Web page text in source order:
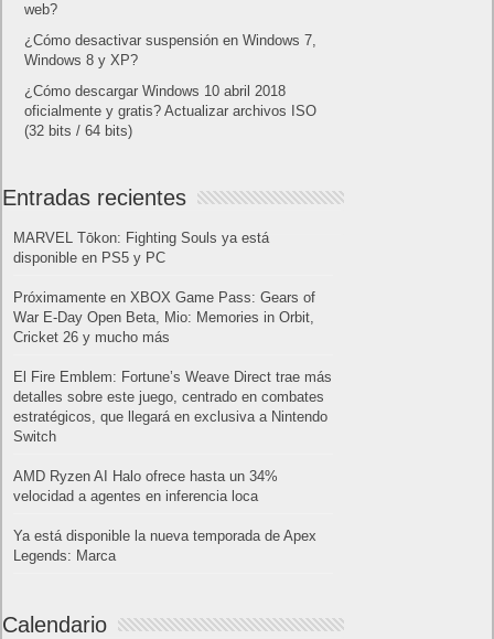
web?
¿Cómo desactivar suspensión en Windows 7,
Windows 8 y XP?
¿Cómo descargar Windows 10 abril 2018
oficialmente y gratis? Actualizar archivos ISO
(32 bits / 64 bits)
Entradas recientes
MARVEL Tōkon: Fighting Souls ya está
disponible en PS5 y PC
Próximamente en XBOX Game Pass: Gears of
War E-Day Open Beta, Mio: Memories in Orbit,
Cricket 26 y mucho más
El Fire Emblem: Fortune’s Weave Direct trae más
detalles sobre este juego, centrado en combates
estratégicos, que llegará en exclusiva a Nintendo
Switch
AMD Ryzen AI Halo ofrece hasta un 34%
velocidad a agentes en inferencia loca
Ya está disponible la nueva temporada de Apex
Legends: Marca
Calendario